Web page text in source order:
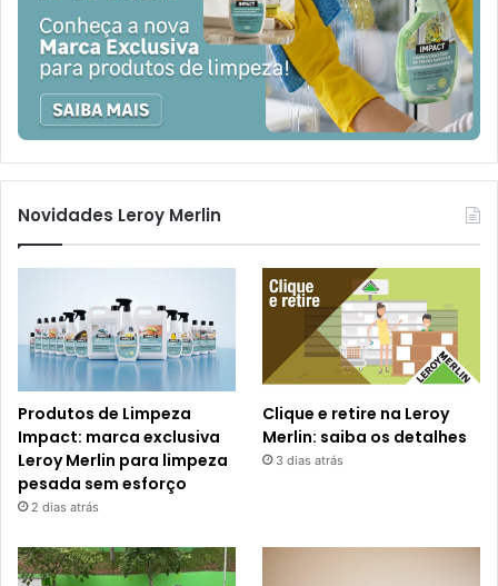
Novidades Leroy Merlin
Produtos de Limpeza
Impact: marca exclusiva
Leroy Merlin para limpeza
pesada sem esforço
2 dias atrás
Clique e retire na Leroy
Merlin: saiba os detalhes
3 dias atrás